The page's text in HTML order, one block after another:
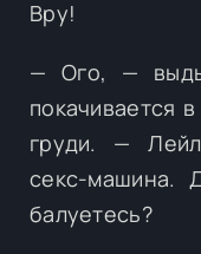
Вру!
— Ого, —
покачивается
груди. —
секс-машина.
балуетесь?